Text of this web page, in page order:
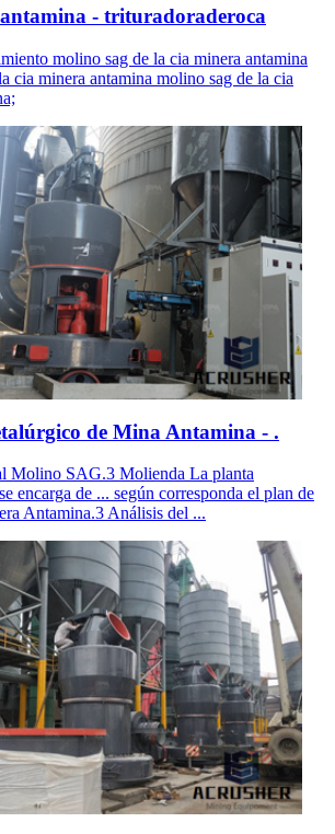
- trituradoraderoca
molino sag de la cia minera antamina
cia minera antamina molino sag de la cia
de Mina Antamina - .
Molino SAG.3 Molienda La planta
encarga de ... según corresponda el plan de
Antamina.3 Análisis del ...